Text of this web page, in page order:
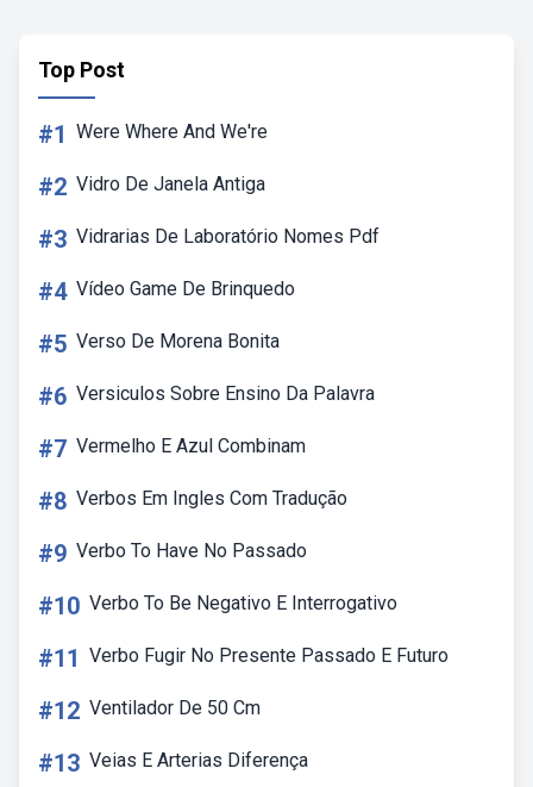
Top Post
#1 Were Where And We're
#2 Vidro De Janela Antiga
#3 Vidrarias De Laboratório Nomes Pdf
#4 Vídeo Game De Brinquedo
#5 Verso De Morena Bonita
#6 Versiculos Sobre Ensino Da Palavra
#7 Vermelho E Azul Combinam
#8 Verbos Em Ingles Com Tradução
#9 Verbo To Have No Passado
#10 Verbo To Be Negativo E Interrogativo
#11 Verbo Fugir No Presente Passado E Futuro
#12 Ventilador De 50 Cm
#13 Veias E Arterias Diferença